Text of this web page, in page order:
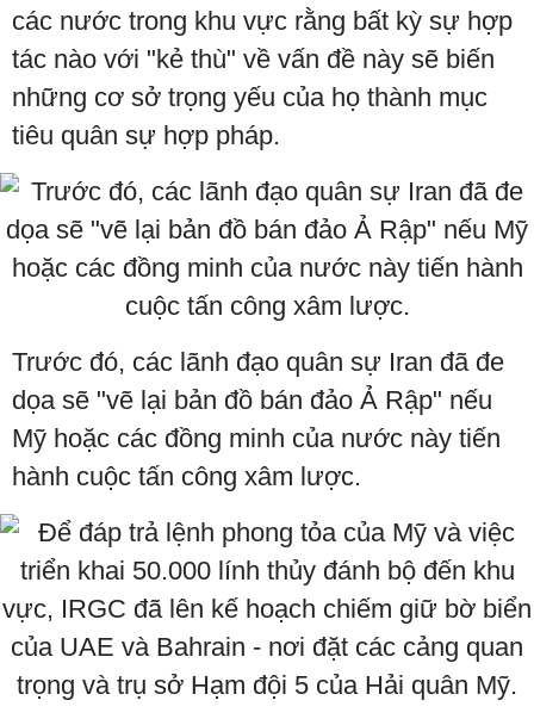
các nước trong khu vực rằng bất kỳ sự hợp
tác nào với "kẻ thù" về vấn đề này sẽ biến
những cơ sở trọng yếu của họ thành mục
tiêu quân sự hợp pháp.
Trước đó, các lãnh đạo quân sự Iran đã đe
dọa sẽ "vẽ lại bản đồ bán đảo Ả Rập" nếu
Mỹ hoặc các đồng minh của nước này tiến
hành cuộc tấn công xâm lược.